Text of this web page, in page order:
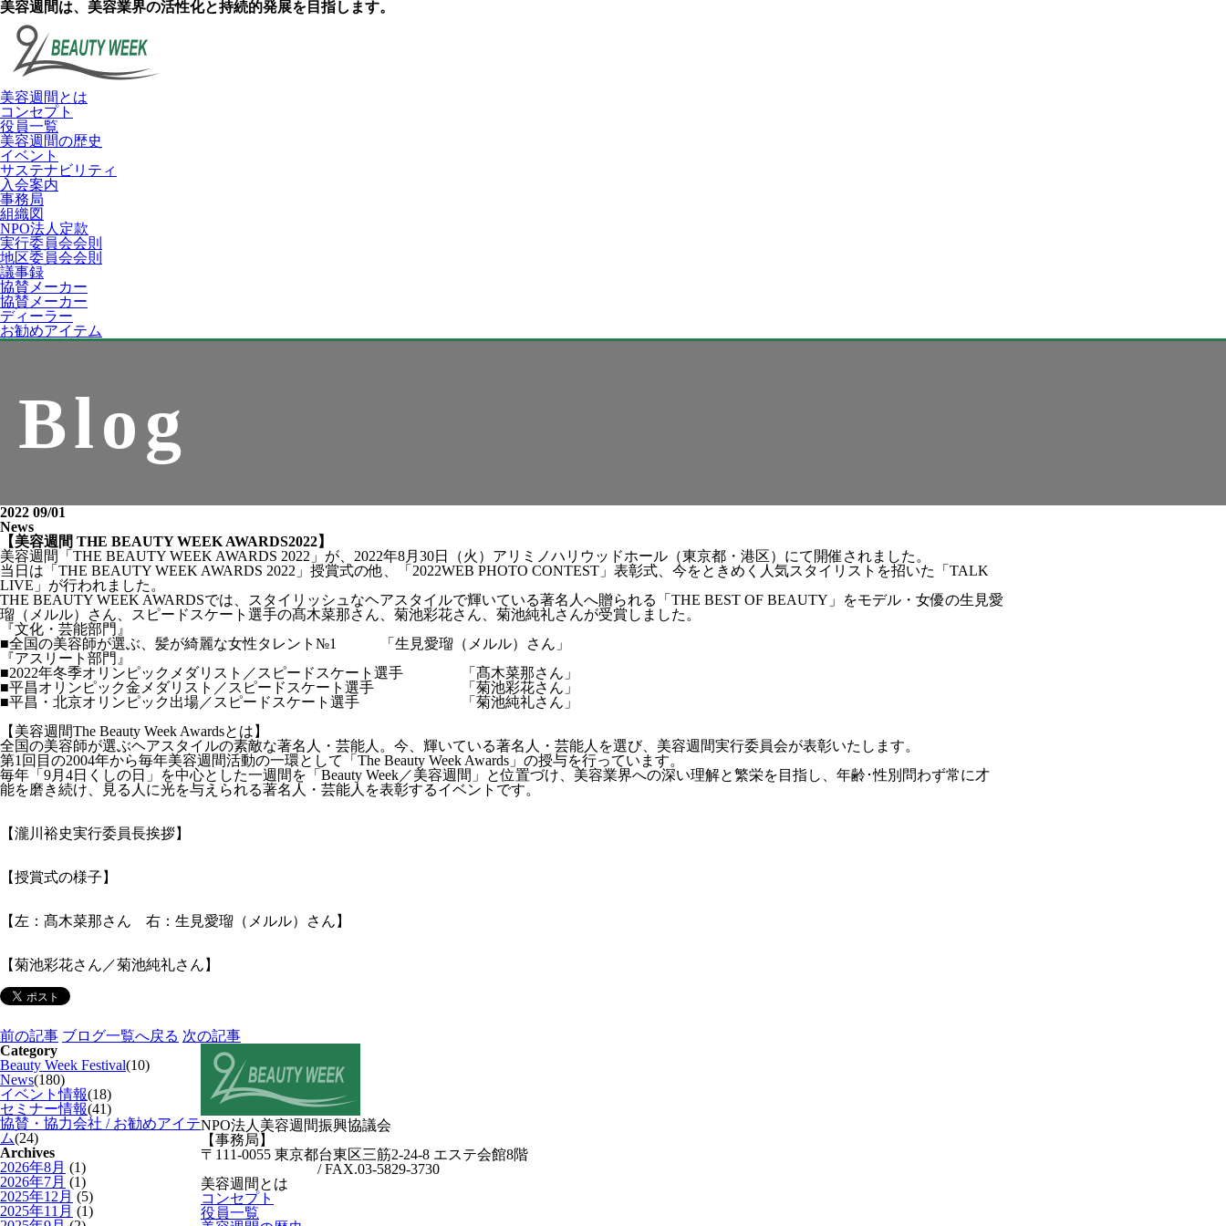
美容週間は、美容業界の活性化と持続的発展を目指します。
美容週間とは
コンセプト
役員一覧
美容週間の歴史
イベント
サステナビリティ
入会案内
事務局
組織図
NPO法人定款
実行委員会会則
地区委員会会則
議事録
協賛メーカー
協賛メーカー
ディーラー
お勧めアイテム
Blog
2022 09/01
News
【美容週間 THE BEAUTY WEEK AWARDS2022】
美容週間「THE BEAUTY WEEK AWARDS 2022」が、2022年8月30日（火）アリミノハリウッドホール（東京都・港区）にて開催されました。
当日は「THE BEAUTY WEEK AWARDS 2022」授賞式の他、「2022WEB PHOTO CONTEST」表彰式、今をときめく人気スタイリストを招いた「TALK
LIVE」が行われました。
THE BEAUTY WEEK AWARDSでは、スタイリッシュなヘアスタイルで輝いている著名人へ贈られる「THE BEST OF BEAUTY」をモデル・女優の生見愛
瑠（メルル）さん、スピードスケート選手の髙木菜那さん、菊池彩花さん、菊池純礼さんが受賞しました。
『文化・芸能部門』
■全国の美容師が選ぶ、髪が綺麗な女性タレント№1 「生見愛瑠（メルル）さん」
『アスリート部門』
■2022年冬季オリンピックメダリスト／スピードスケート選手 「髙木菜那さん」
■平昌オリンピック金メダリスト／スピードスケート選手 「菊池彩花さん」
■平昌・北京オリンピック出場／スピードスケート選手 「菊池純礼さん」
【美容週間The Beauty Week Awardsとは】
全国の美容師が選ぶヘアスタイルの素敵な著名人・芸能人。今、輝いている著名人・芸能人を選び、美容週間実行委員会が表彰いたします。
第1回目の2004年から毎年美容週間活動の一環として「The Beauty Week Awards」の授与を行っています。
毎年「9月4日くしの日」を中心とした一週間を「Beauty Week／美容週間」と位置づけ、美容業界への深い理解と繁栄を目指し、年齢･性別問わず常に才
能を磨き続け、見る人に光を与えられる著名人・芸能人を表彰するイベントです。
【瀧川裕史実行委員長挨拶】
【授賞式の様子】
【左：髙木菜那さん 右：生見愛瑠（メルル）さん】
【菊池彩花さん／菊池純礼さん】
前の記事 ブログ一覧へ戻る 次の記事
Category
Beauty Week Festival(10)
News(180)
イベント情報(18)
セミナー情報(41)
協賛・協力会社 / お勧めアイテ
ム(24)
Archives
2026年8月 (1)
2026年7月 (1)
2025年12月 (5)
2025年11月 (1)
NPO法人美容週間振興協議会
【事務局】
〒111-0055 東京都台東区三筋2-24-8 エステ会館8階
/ FAX.03-5829-3730
美容週間とは
コンセプト
役員一覧